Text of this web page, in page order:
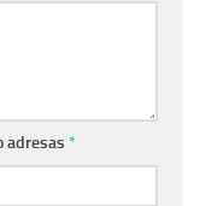
adresas *